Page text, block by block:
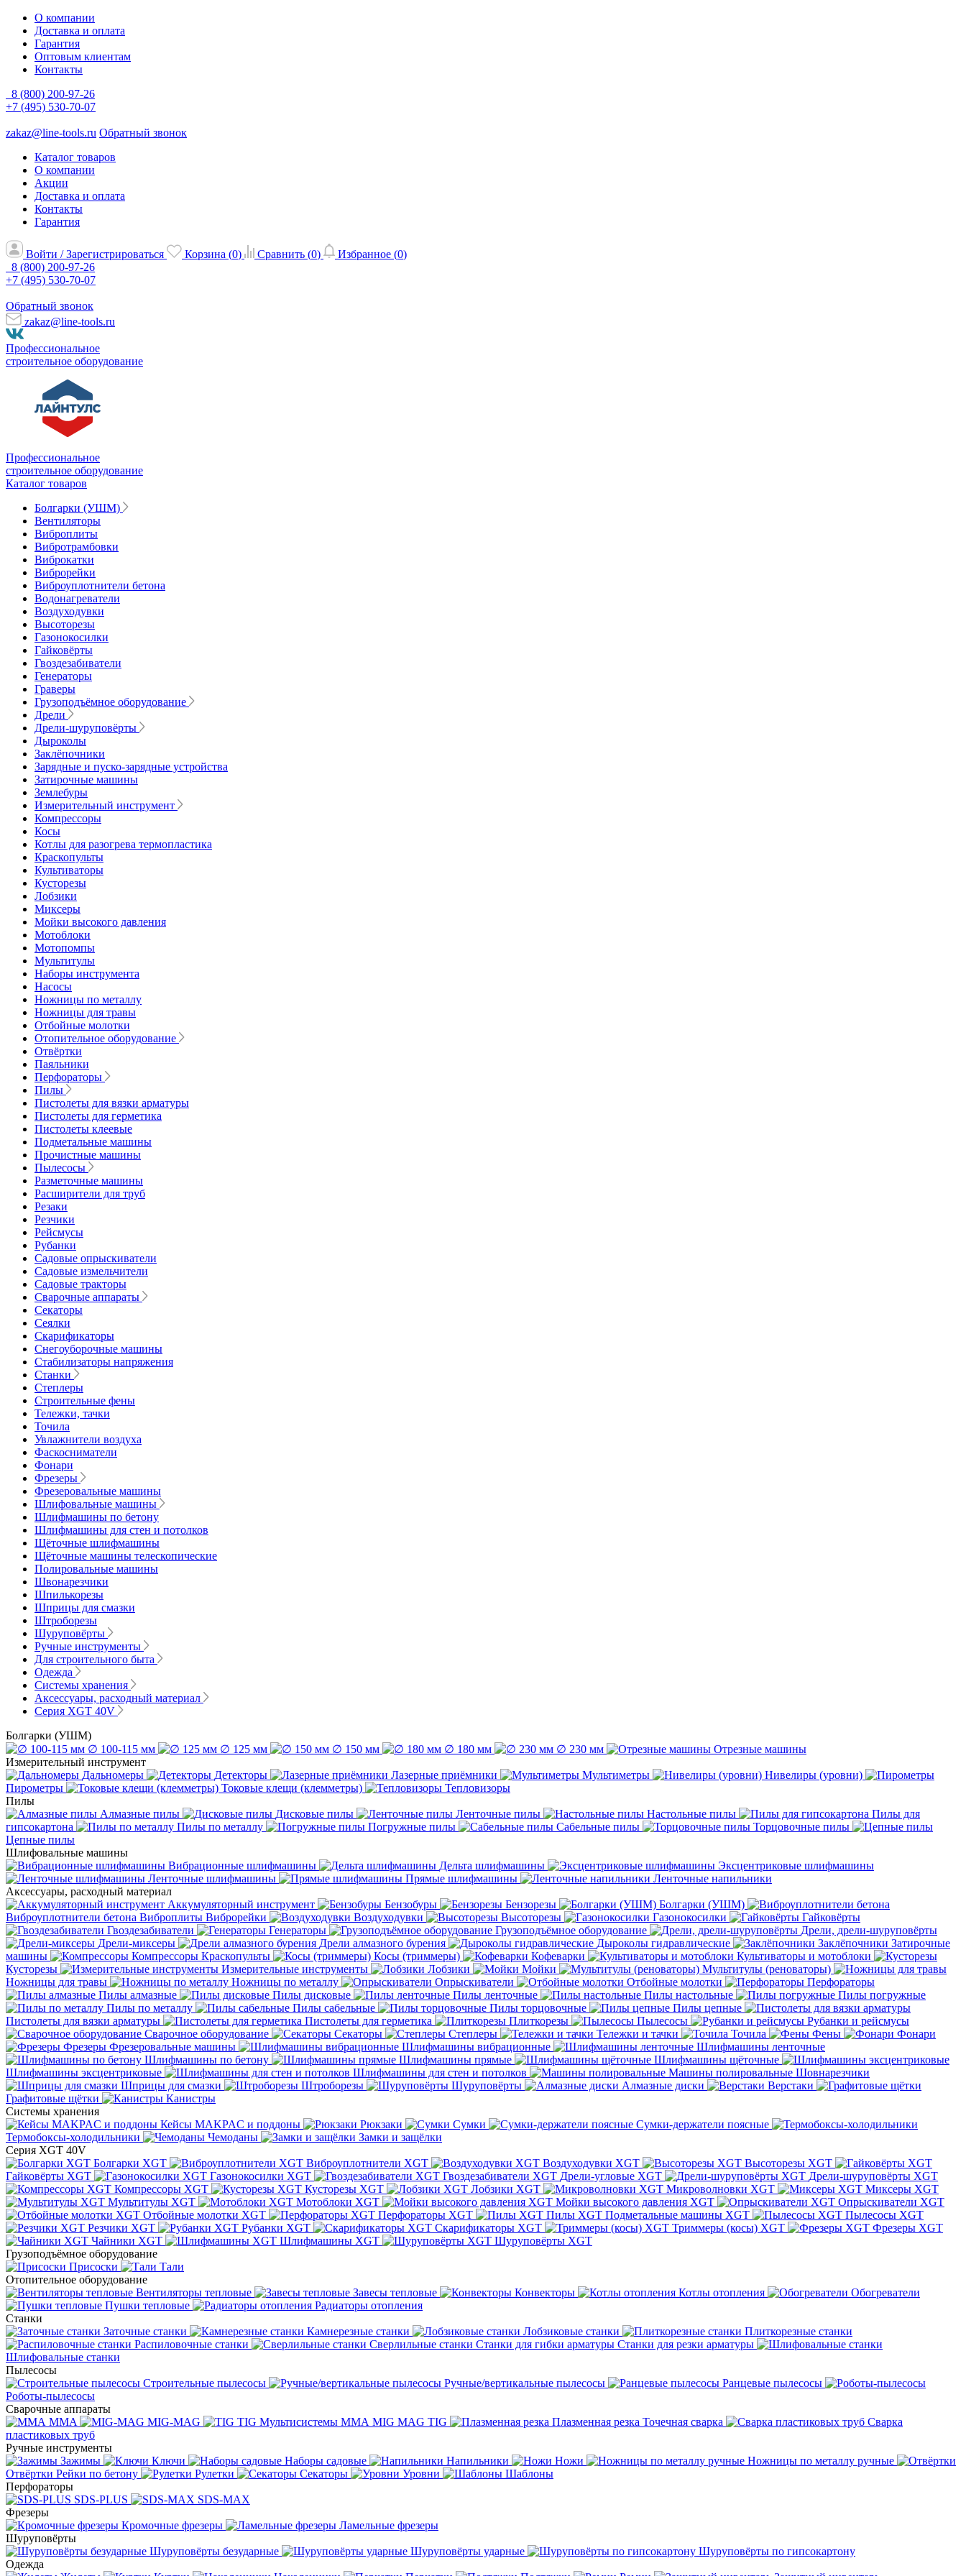
О компании
Доставка и оплата
Гарантия
Оптовым клиентам
Контакты
8 (800) 200-97-26
+7 (495) 530-70-07
zakaz@line-tools.ru Обратный звонок
Каталог товаров
О компании
Акции
Доставка и оплата
Контакты
Гарантия
Войти / Зарегистрироваться Корзина (0) Сравнить (0) Избранное (0)
8 (800) 200-97-26
+7 (495) 530-70-07
Обратный звонок
zakaz@line-tools.ru
Профессиональное
строительное оборудование
Профессиональное
строительное оборудование
Каталог товаров
Болгарки (УШМ)
Вентиляторы
Виброплиты
Вибротрамбовки
Виброкатки
Виброрейки
Виброуплотнители бетона
Водонагреватели
Воздуходувки
Высоторезы
Газонокосилки
Гайковёрты
Гвоздезабиватели
Генераторы
Граверы
Грузоподъёмное оборудование
Дрели
Дрели-шуруповёрты
Дыроколы
Заклёпочники
Зарядные и пуско-зарядные устройства
Затирочные машины
Землебуры
Измерительный инструмент
Компрессоры
Косы
Котлы для разогрева термопластика
Краскопульты
Культиваторы
Кусторезы
Лобзики
Миксеры
Мойки высокого давления
Мотоблоки
Мотопомпы
Мультитулы
Наборы инструмента
Насосы
Ножницы по металлу
Ножницы для травы
Отбойные молотки
Отопительное оборудование
Отвёртки
Паяльники
Перфораторы
Пилы
Пистолеты для вязки арматуры
Пистолеты для герметика
Пистолеты клеевые
Подметальные машины
Прочистные машины
Пылесосы
Разметочные машины
Расширители для труб
Резаки
Резчики
Рейсмусы
Рубанки
Садовые опрыскиватели
Садовые измельчители
Садовые тракторы
Сварочные аппараты
Секаторы
Сеялки
Скарификаторы
Снегоуборочные машины
Стабилизаторы напряжения
Станки
Степлеры
Строительные фены
Тележки, тачки
Точила
Увлажнители воздуха
Фаскосниматели
Фонари
Фрезеры
Фрезеровальные машины
Шлифовальные машины
Шлифмашины по бетону
Шлифмашины для стен и потолков
Щёточные шлифмашины
Щёточные машины телескопические
Полировальные машины
Швонарезчики
Шпилькорезы
Шприцы для смазки
Штроборезы
Шуруповёрты
Ручные инструменты
Для строительного быта
Одежда
Системы хранения
Аксессуары, расходный материал
Серия XGT 40V
Болгарки (УШМ)
∅ 100-115 мм
∅ 125 мм ∅ 150 мм ∅ 180 мм ∅ 230 мм
Отрезные машины
Измерительный инструмент
Дальномеры
Детекторы Лазерные приёмники Мультиметры
Нивелиры (уровни)
Пирометры
Токовые клещи (клемметры)
Тепловизоры
Пилы
Алмазные пилы
Дисковые пилы Ленточные пилы Настольные пилы
Пилы для
гипсокартона
Пилы по металлу Погружные пилы Сабельные пилы
Торцовочные пилы
Цепные пилы
Шлифовальные машины
Вибрационные шлифмашины
Дельта шлифмашины
Эксцентриковые шлифмашины
Ленточные шлифмашины
Прямые шлифмашины
Ленточные напильники
Аксессуары, расходный материал
Аккумуляторный инструмент
Бензобуры Бензорезы
Болгарки (УШМ)
Виброуплотнители бетона Виброплиты Виброрейки Воздуходувки Высоторезы Газонокосилки
Гайковёрты
Гвоздезабиватели
Генераторы Грузоподъёмное оборудование
Дрели, дрели-шуруповёрты
Дрели-миксеры
Дрели алмазного бурения Дыроколы гидравлические Заклёпочники Затирочные
машины
Компрессоры Краскопульты Косы (триммеры) Кофеварки
Культиваторы и мотоблоки
Кусторезы
Измерительные инструменты Лобзики Мойки
Мультитулы (реноваторы)
Ножницы для травы
Ножницы по металлу Опрыскиватели Отбойные молотки
Перфораторы
Пилы алмазные
Пилы дисковые Пилы ленточные Пилы настольные
Пилы погружные
Пилы по металлу
Пилы сабельные Пилы торцовочные
Пилы цепные
Пистолеты для вязки арматуры
Пистолеты для герметика Плиткорезы Пылесосы
Рубанки и рейсмусы
Сварочное оборудование
Секаторы Степлеры Тележки и тачки Точила Фены
Фонари
Фрезеры Фрезеровальные машины Шлифмашины вибрационные
Шлифмашины ленточные
Шлифмашины по бетону
Шлифмашины прямые
Шлифмашины щёточные
Шлифмашины эксцентриковые
Шлифмашины для стен и потолков Машины полировальные Шовнарезчики
Шприцы для смазки
Штроборезы Шуруповёрты Алмазные диски
Верстаки
Графитовые щётки
Канистры
Системы хранения
Кейсы MAKPAC и поддоны
Рюкзаки Сумки
Сумки-держатели поясные
Термобоксы-холодильники
Чемоданы
Замки и защёлки
Серия XGT 40V
Болгарки XGT
Виброуплотнители XGT Воздуходувки XGT
Высоторезы XGT
Гайковёрты XGT
Газонокосилки XGT Гвоздезабиватели XGT Дрели-угловые XGT
Дрели-шуруповёрты XGT
Компрессоры XGT
Кусторезы XGT Лобзики XGT Микроволновки XGT
Миксеры XGT
Мультитулы XGT
Мотоблоки XGT Мойки высокого давления XGT
Опрыскиватели XGT
Отбойные молотки XGT
Перфораторы XGT Пилы XGT Подметальные машины XGT
Пылесосы XGT
Резчики XGT
Рубанки XGT Скарификаторы XGT Триммеры (косы) XGT
Фрезеры XGT
Чайники XGT
Шлифмашины XGT
Шуруповёрты XGT
Грузоподъёмное оборудование
Присоски
Тали
Отопительное оборудование
Вентиляторы тепловые
Завесы тепловые Конвекторы Котлы отопления
Обогреватели
Пушки тепловые
Радиаторы отопления
Станки
Заточные станки
Камнерезные станки Лобзиковые станки
Плиткорезные станки
Распиловочные станки
Сверлильные станки Станки для гибки арматуры Станки для резки арматуры
Шлифовальные станки
Пылесосы
Строительные пылесосы
Ручные/вертикальные пылесосы
Ранцевые пылесосы
Роботы-пылесосы
Сварочные аппараты
MMA
MIG-MAG TIG Мультисистемы ММА MIG MAG TIG Плазменная резка Точечная сварка
Cварка
пластиковых труб
Ручные инструменты
Зажимы
Ключи Наборы садовые Напильники Ножи
Ножницы по металлу ручные
Отвёртки Рейки по бетону Рулетки Секаторы Уровни
Шаблоны
Перфораторы
SDS-PLUS
SDS-MAX
Фрезеры
Кромочные фрезеры
Ламельные фрезеры
Шуруповёрты
Шуруповёрты безударные
Шуруповёрты ударные
Шуруповёрты по гипсокартону
Одежда